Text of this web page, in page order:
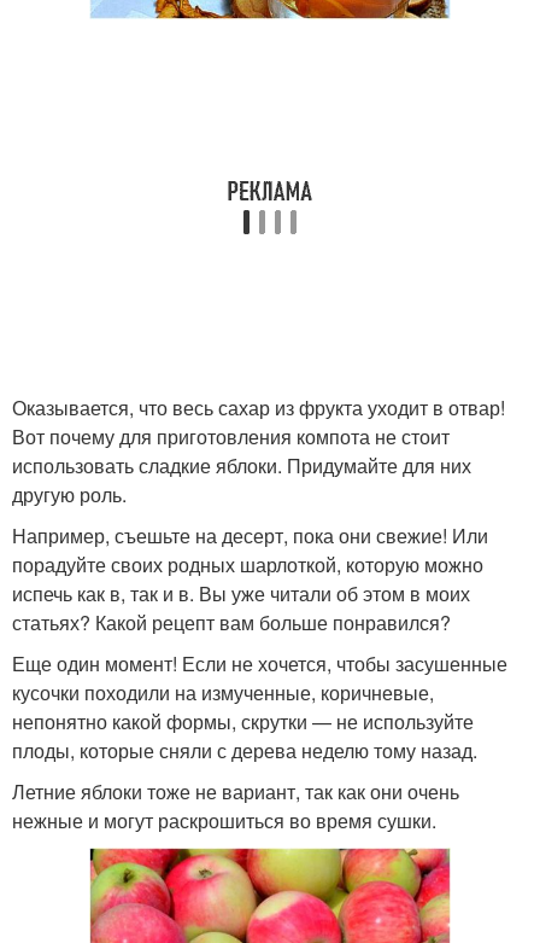
Оказывается, что весь сахар из фрукта уходит в отвар!
Вот почему для приготовления компота не стоит
использовать сладкие яблоки. Придумайте для них
другую роль.
Например, съешьте на десерт, пока они свежие! Или
порадуйте своих родных шарлоткой, которую можно
испечь как в, так и в. Вы уже читали об этом в моих
статьях? Какой рецепт вам больше понравился?
Еще один момент! Если не хочется, чтобы засушенные
кусочки походили на измученные, коричневые,
непонятно какой формы, скрутки — не используйте
плоды, которые сняли с дерева неделю тому назад.
Летние яблоки тоже не вариант, так как они очень
нежные и могут раскрошиться во время сушки.